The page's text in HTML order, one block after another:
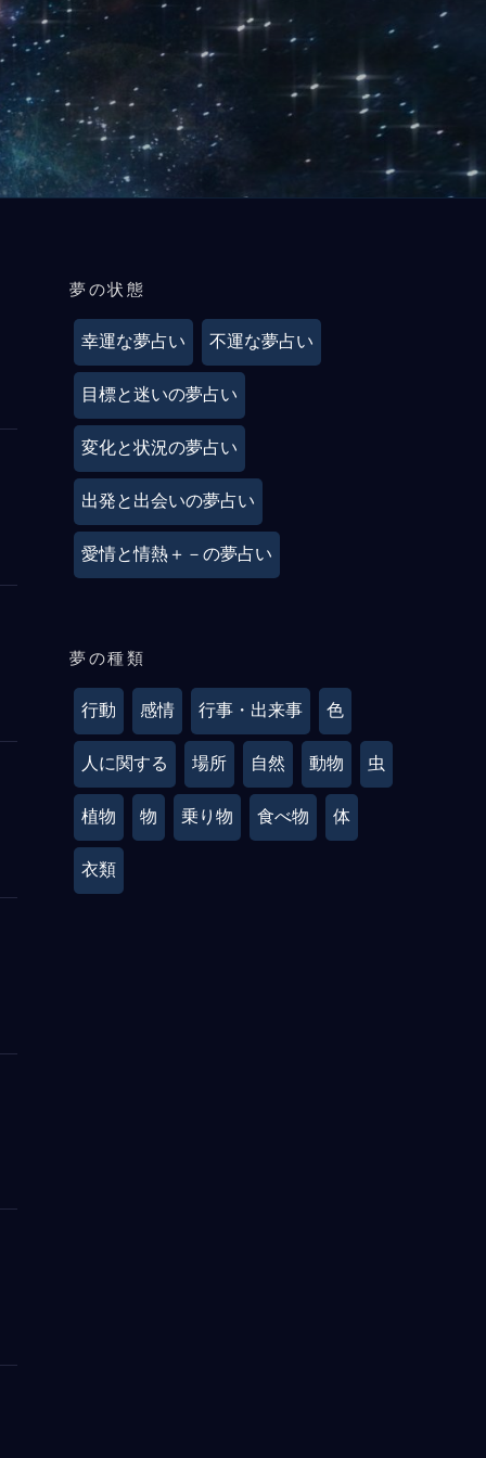
夢の状態
幸運な夢占い 不運な夢占い
目標と迷いの夢占い
変化と状況の夢占い
出発と出会いの夢占い
愛情と情熱＋－の夢占い
夢の種類
行動 感情 行事・出来事 色
人に関する 場所 自然 動物 虫
植物 物 乗り物 食べ物 体
衣類